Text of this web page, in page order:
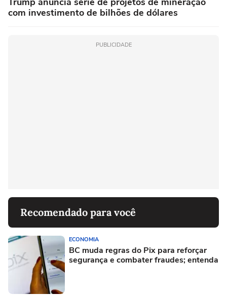
com investimento de bilhões de dólares
PUBLICIDADE
Recomendado para você
ECONOMIA
BC muda regras do Pix para reforçar
segurança e combater fraudes; entenda